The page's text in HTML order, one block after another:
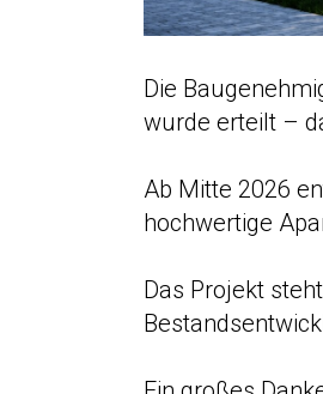
Die
wurde erteilt –
Ab Mitte 2026
hochwertige
Das Projekt